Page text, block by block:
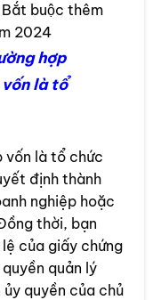
Bắt buộc thêm
2024
hợp
là tổ
vốn là tổ chức
định thành
nghiệp hoặc
thời, bạn
của giấy chứng
quản lý
quyền của chủ